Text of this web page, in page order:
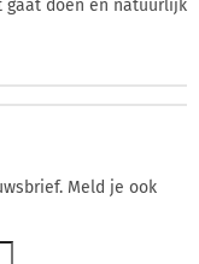
gaat doen en natuurlijk
Meld je ook